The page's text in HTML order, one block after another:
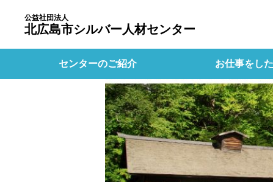
公益社団法人
北広島市シルバー人材センター
センターのご紹介 お仕事をし